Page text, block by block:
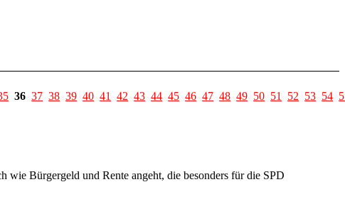
36 37 38 39 40 41 42 43 44 45 46 47 48 49 50 51 52 53 54
wie Bürgergeld und Rente angeht, die besonders für die SPD